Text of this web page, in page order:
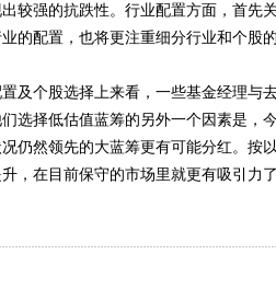
较强的抗跌性。行业配置方面，首先
的配置，也将更注重细分行业和个股的
个股选择上来看，一些基金经理与
选择低估值蓝筹的另外一个因素是，
仍然领先的大蓝筹更有可能分红。按
，在目前保守的市场里就更有吸引力